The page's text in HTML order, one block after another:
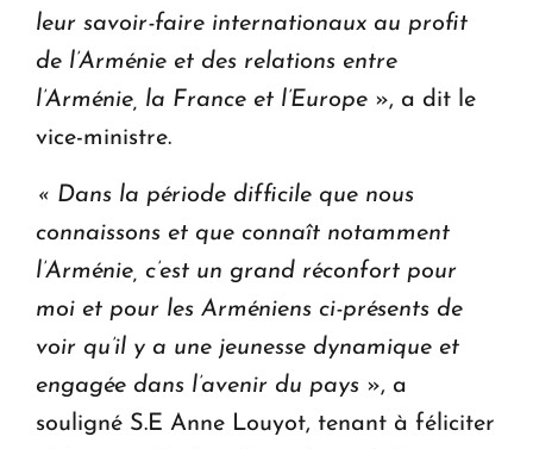
leur savoir-faire internationaux au profit
de l’Arménie et des relations entre
l’Arménie, la France et l’Europe », a dit le
vice-ministre.
« Dans la période difficile que nous
connaissons et que connaît notamment
l’Arménie, c’est un grand réconfort pour
moi et pour les Arméniens ci-présents de
voir qu’il y a une jeunesse dynamique et
engagée dans l’avenir du pays », a
souligné S.E Anne Louyot, tenant à féliciter